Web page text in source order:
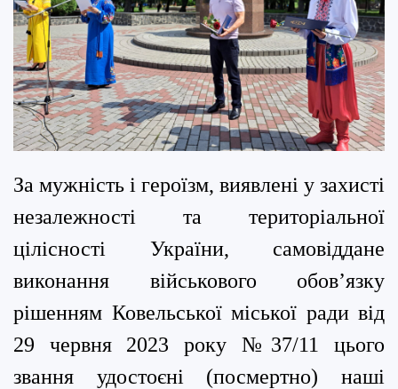
За мужність і героїзм, виявлені у захисті
незалежності та територіальної
цілісності України, самовіддане
виконання військового обов’язку
рішенням Ковельської міської ради від
29 червня 2023 року №37/11 цього
звання удостоєні (посмертно) наші